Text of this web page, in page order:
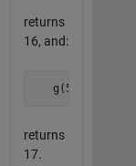
returns
16, and:
   g(5,6)
returns
17.